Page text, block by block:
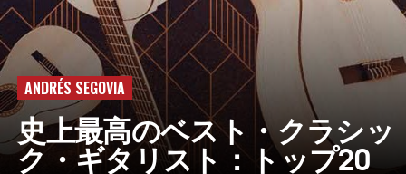
ANDRÉS SEGOVIA
史上最高のベスト・クラシッ
ク・ギタリスト：トップ20